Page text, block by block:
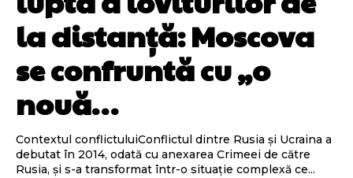
la distanță: Moscova
se confruntă cu „o
nouă…
Contextul conflictuluiConflictul dintre Rusia și Ucraina a
debutat în 2014, odată cu anexarea Crimeei de către
Rusia, și s-a transformat într-o situație complexă ce...